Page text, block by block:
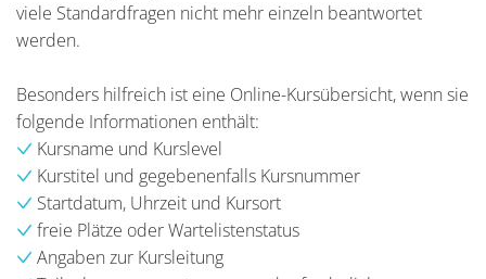
viele Standardfragen nicht mehr einzeln beantwortet
werden.
Besonders hilfreich ist eine Online-Kursübersicht, wenn sie
folgende Informationen enthält:
Kursname und Kurslevel
Kurstitel und gegebenenfalls Kursnummer
Startdatum, Uhrzeit und Kursort
freie Plätze oder Wartelistenstatus
Angaben zur Kursleitung